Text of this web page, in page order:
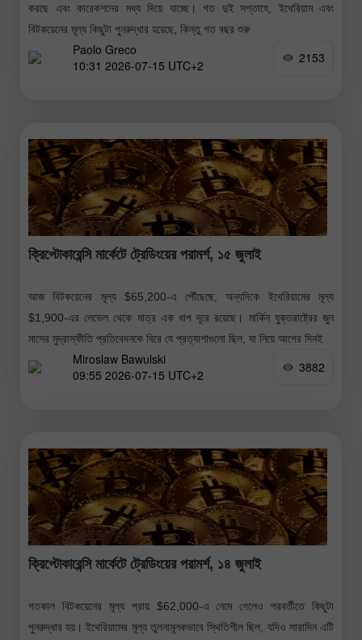
করছে এবং কারেকশনের মধ্য দিয়ে যাচ্ছে। গত দুই সপ্তাহে, ইথেরিয়াম এবং
বিটকয়েনের মূল্য কিছুটা পুনরুদ্ধার হয়েছে, কিন্তু গত বছর শুরু
Paolo Greco
10:31 2026-07-15 UTC+2
2153
ক্রিপ্টোকারেন্সি মার্কেটে ট্রেডিংয়ের পরামর্শ, ১৫ জুলাই
আজ বিটকয়েনের মূল্য $65,200-এ পৌঁছেছে, অন্যদিকে ইথেরিয়ামের মূল্য
$1,900-এর লেভেল থেকে মাত্র এক ধাপ দূরে রয়েছে। মার্কিন যুক্তরাষ্ট্রের জুন
মাসের মুদ্রাস্ফীতি প্রতিবেদনকে ঘিরে যে প্রত্যাশাগুলো ছিল, যা নিয়ে আগের দিনই
Miroslaw Bawulski
09:55 2026-07-15 UTC+2
3882
ক্রিপ্টোকারেন্সি মার্কেটে ট্রেডিংয়ের পরামর্শ, ১৪ জুলাই
গতকাল বিটকয়েনের মূল্য প্রায় $62,000-এ নেমে গেলেও পরবর্তীতে কিছুটা
পুনরুদ্ধার হয়। ইথেরিয়ামের মূল্য তুলনামূলকভাবে স্থিতিশীল ছিল, যদিও সারাদিন এটি